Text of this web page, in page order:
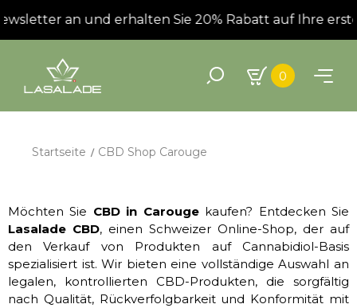
an und erhalten Sie 20% Rabatt auf Ihre erste
0
Startseite CBD Shop Carouge
Möchten Sie CBD in Carougekaufen? Entdecken Sie
Lasalade CBD, einen Schweizer Online-Shop, der auf
den Verkauf von Produkten auf Cannabidiol-Basis
spezialisiert ist. Wir bieten eine vollständige Auswahl an
legalen, kontrollierten CBD-Produkten, die sorgfältig
nach Qualität, Rückverfolgbarkeit und Konformität mit